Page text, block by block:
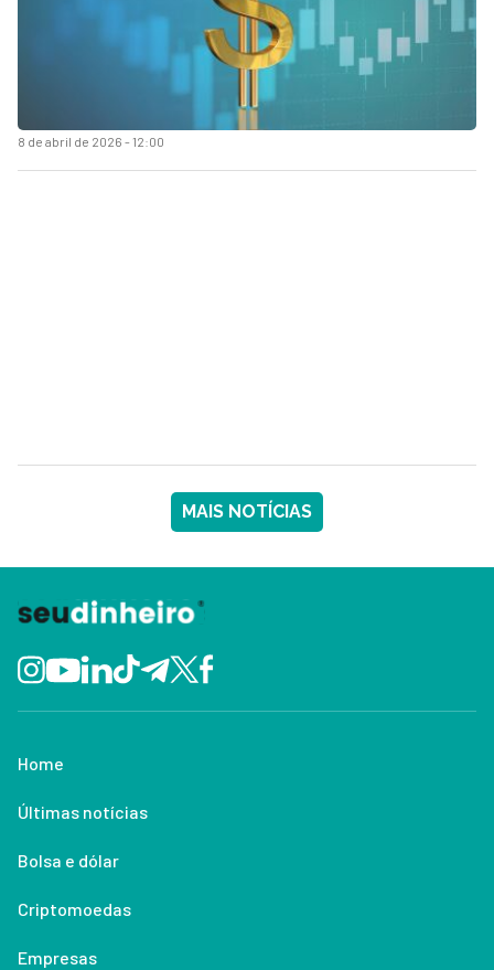
8 de abril de 2026 - 12:00
MAIS NOTÍCIAS
Home
Últimas notícias
Bolsa e dólar
Criptomoedas
Empresas